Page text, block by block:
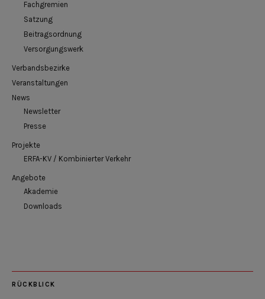
Fachgremien
Satzung
Beitragsordnung
Versorgungswerk
Verbandsbezirke
Veranstaltungen
News
Newsletter
Presse
Projekte
ERFA-KV / Kombinierter Verkehr
Angebote
Akademie
Downloads
RÜCKBLICK